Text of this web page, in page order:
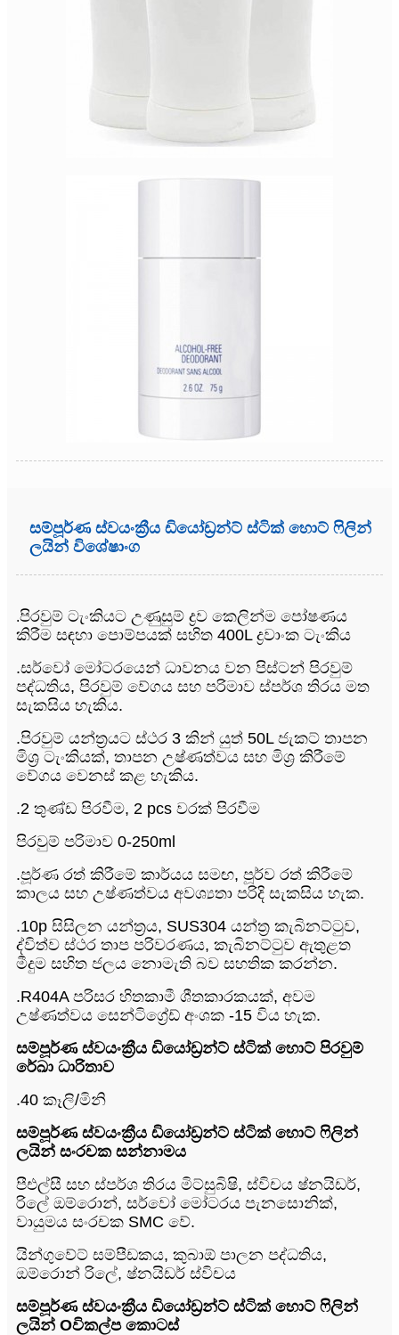
සම්පූර්ණ ස්වයංක්‍රීය ඩියෝඩ්‍රන්ට් ස්ටික් හොට් ෆිලින්
ලයින් විශේෂාංග
.පිරවුම් ටැංකියට උණුසුම් ද්‍රව කෙලින්ම පෝෂණය
කිරීම සඳහා පොම්පයක් සහිත 400L ද්‍රවාංක ටැංකිය
.සර්වෝ මෝටරයෙන් ධාවනය වන පිස්ටන් පිරවුම්
පද්ධතිය, පිරවුම් වේගය සහ පරිමාව ස්පර්ශ තිරය මත
සැකසිය හැකිය.
.පිරවුම් යන්ත්‍රයට ස්ථර 3 කින් යුත් 50L ජැකට් තාපන
මිශ්‍ර ටැංකියක්, තාපන උෂ්ණත්වය සහ මිශ්‍ර කිරීමේ
වේගය වෙනස් කළ හැකිය.
.2 තුණ්ඩ පිරවීම, 2 pcs වරක් පිරවීම
පිරවුම් පරිමාව 0-250ml
.පූර්ණ රත් කිරීමේ කාර්යය සමඟ, පූර්ව රත් කිරීමේ
කාලය සහ උෂ්ණත්වය අවශ්‍යතා පරිදි සැකසිය හැක.
.10p සිසිලන යන්ත්‍රය, SUS304 යන්ත්‍ර කැබිනට්ටුව,
ද්විත්ව ස්ථර තාප පරිවරණය, කැබිනට්ටුව ඇතුළත
මීදුම සහිත ජලය නොමැති බව සහතික කරන්න.
.R404A පරිසර හිතකාමී ශීතකාරකයක්, අවම
උෂ්ණත්වය සෙන්ටිග්‍රේඩ් අංශක -15 විය හැක.
සම්පූර්ණ ස්වයංක්‍රීය ඩියෝඩ්‍රන්ට් ස්ටික් හොට් පිරවුම්
රේඛා ධාරිතාව
.40 කෑලි/මිනි
සම්පූර්ණ ස්වයංක්‍රීය ඩියෝඩ්‍රන්ට් ස්ටික් හොට් ෆිලින්
ලයින් සංරචක සන්නාමය
පීඑල්සී සහ ස්පර්ශ තිරය මිට්සුබිෂි, ස්විචය ෂ්නයිඩර්,
රිලේ ඔම්රොන්, සර්වෝ මෝටරය පැනසොනික්,
වායුමය සංරචක SMC වේ.
යින්ගුවේට් සම්පීඩකය, කුබාඕ පාලන පද්ධතිය,
ඔම්රොන් රිලේ, ෂ්නයිඩර් ස්විචය
සම්පූර්ණ ස්වයංක්‍රීය ඩියෝඩ්‍රන්ට් ස්ටික් හොට් ෆිලින්
ලයින් Oවිකල්ප කොටස්